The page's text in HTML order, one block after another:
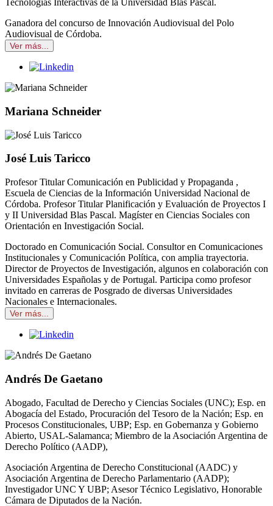
Tecnologías Interactivas de la Universidad Blas Pascal.
Ganadora del concurso de Innovación Audiovisual del Polo
Audiovisual de Córdoba.
Ver más...
Mariana Schneider
José Luis Taricco
Profesor Titular Comunicación en Publicidad y Propaganda ,
Escuela de Ciencias de la Información Universidad Nacional de
Córdoba. Profesor Titular Planificación y Evaluación de Proyectos I
y II Universidad Blas Pascal. Magíster en Ciencias Sociales con
Orientación en Investigación Social.
Doctorado en Comunicación Social. Consultor en Comunicaciones
Institucionales y Comunicación Política, con amplia trayectoria.
Director de Proyectos de Investigación, algunos en colaboración con
Universidades Españolas y de Portugal. Participa como profesor
invitado en carreras de Posgrado de diversas Universidades
Nacionales e Internacionales.
Ver más...
Andrés De Gaetano
Abogado, Facultad de Derecho y Ciencias Sociales (UNC); Esp. en
Abogacía del Estado, Procuración del Tesoro de la Nación; Esp. en
Procesos Constitucionales, UBP; Esp. en Gobernanza y Gobierno
Abierto, USAL-Salamanca; Miembro de la Asociación Argentina de
Derecho Político (AADP),
Asociación Argentina de Derecho Constitucional (AADC) y
Asociación Argentina de Derecho Parlamentario (AADP);
Investigador UNC Y UBP; Asesor Técnico Legislativo, Honorable
Cámara de Diputados de la Nación.